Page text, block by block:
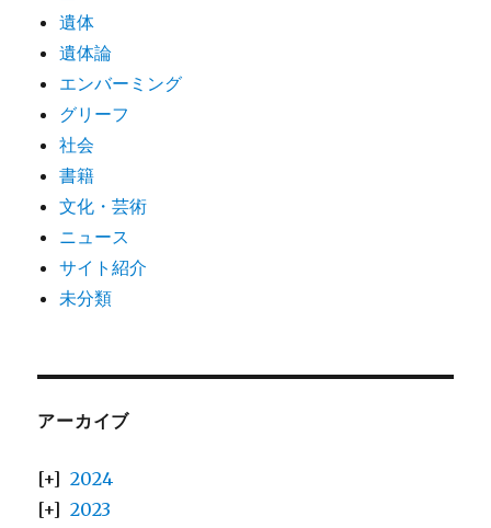
遺体
遺体論
エンバーミング
グリーフ
社会
書籍
文化・芸術
ニュース
サイト紹介
未分類
アーカイブ
2024
2023